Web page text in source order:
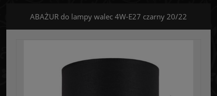
ABAŻUR do lampy walec 4W-E27 czarny 20/22